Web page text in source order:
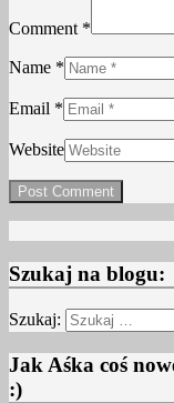
Comment *
Name *
Email *
Website
Szukaj na blogu:
Szukaj:
Jak Aśka coś
:)